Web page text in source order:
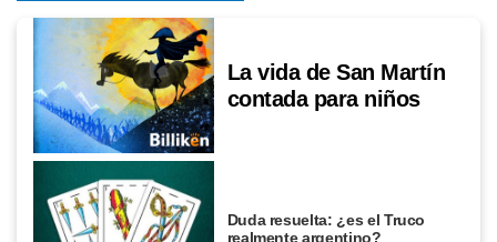
La vida de San Martín
contada para niños
Duda resuelta: ¿es el Truco
realmente argentino?